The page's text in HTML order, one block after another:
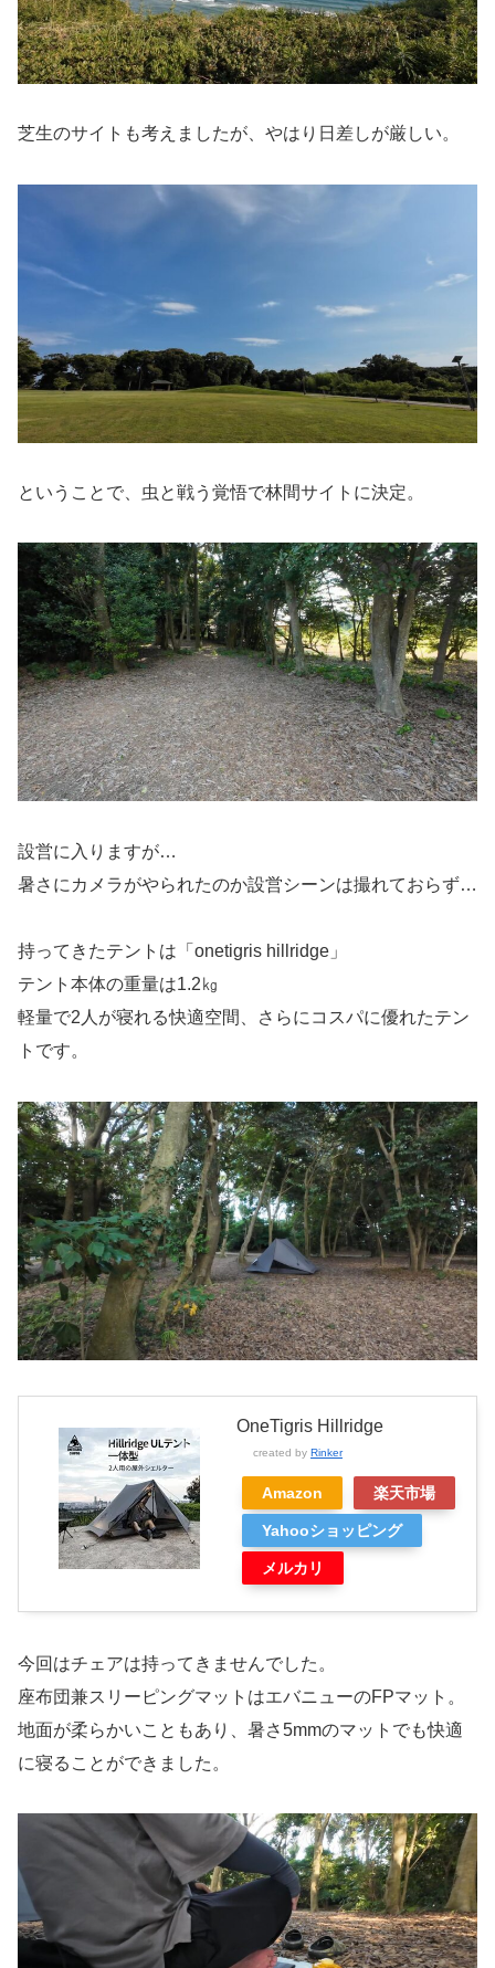
芝生のサイトも考えましたが、やはり日差しが厳しい。
ということで、虫と戦う覚悟で林間サイトに決定。
設営に入りますが…
暑さにカメラがやられたのか設営シーンは撮れておらず…
持ってきたテントは「onetigris hillridge」
テント本体の重量は1.2㎏
軽量で2人が寝れる快適空間、さらにコスパに優れたテン
トです。
OneTigris Hillridge
created by Rinker
Amazon 楽天市場
Yahooショッピング
メルカリ
今回はチェアは持ってきませんでした。
座布団兼スリーピングマットはエバニューのFPマット。
地面が柔らかいこともあり、暑さ5mmのマットでも快適
に寝ることができました。